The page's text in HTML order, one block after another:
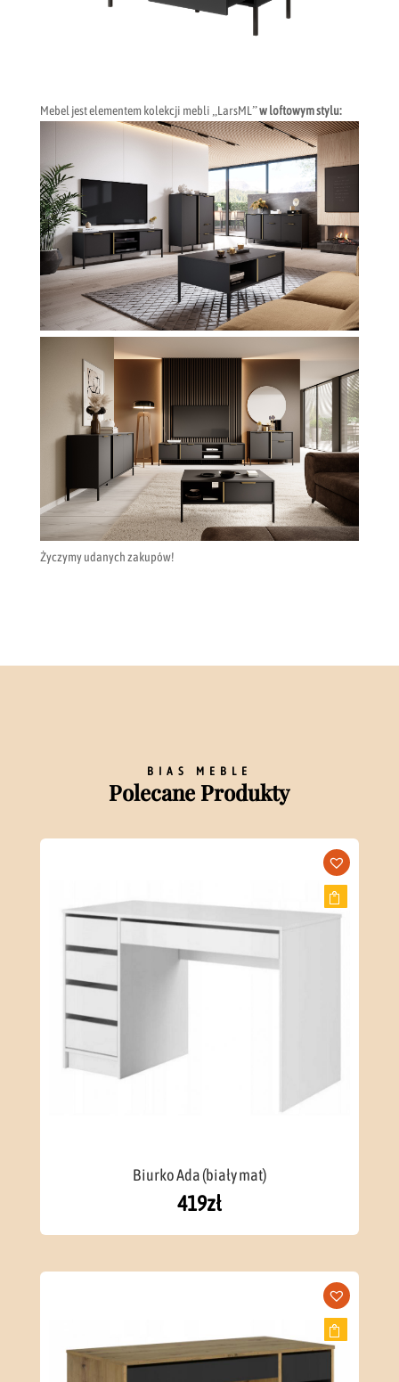
Mebel jest elementem kolekcji mebli „LarsML”w loftowym stylu:
Życzymy udanych zakupów!
BIAS MEBLE
Polecane Produkty
Biurko Ada (biały mat)
419zł